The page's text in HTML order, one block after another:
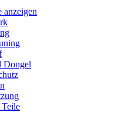
anzeigen
Dongel
Teile